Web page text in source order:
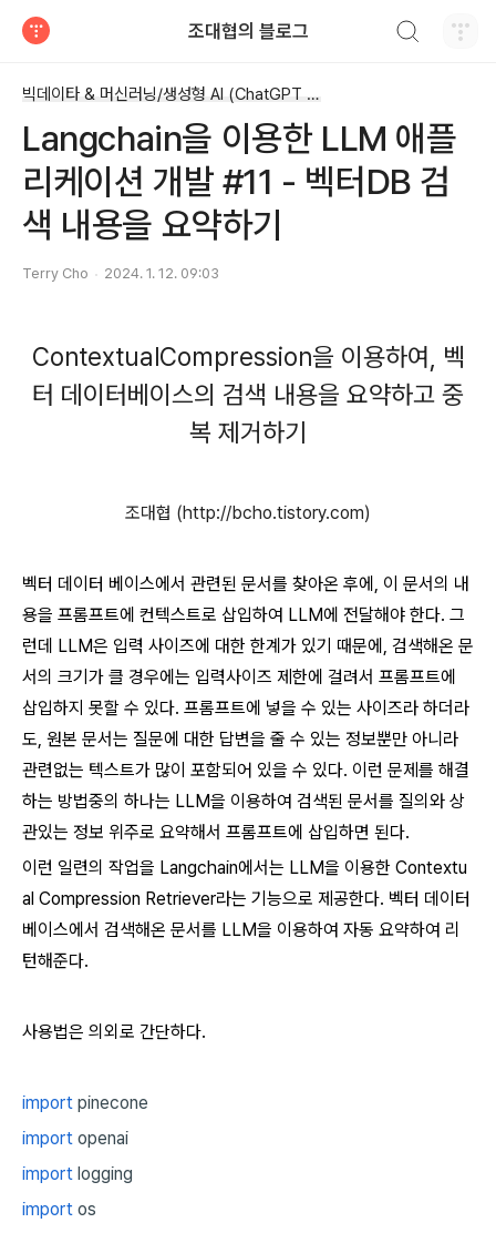
조대협의 블로그
빅데이타 & 머신러닝/생성형 AI (ChatGPT etc)
Langchain을 이용한 LLM 애플
리케이션 개발 #11 - 벡터DB 검
색 내용을 요약하기
Terry Cho 2024. 1. 12. 09:03
ContextualCompression을 이용하여, 벡
터 데이터베이스의 검색 내용을 요약하고 중
복 제거하기
조대협 (http://bcho.tistory.com)
벡터 데이터 베이스에서 관련된 문서를 찾아온 후에, 이 문서의 내
용을 프롬프트에 컨텍스트로 삽입하여 LLM에 전달해야 한다. 그
런데 LLM은 입력 사이즈에 대한 한계가 있기 때문에, 검색해온 문
서의 크기가 클 경우에는 입력사이즈 제한에 걸려서 프롬프트에
삽입하지 못할 수 있다. 프롬프트에 넣을 수 있는 사이즈라 하더라
도, 원본 문서는 질문에 대한 답변을 줄 수 있는 정보뿐만 아니라
관련없는 텍스트가 많이 포함되어 있을 수 있다. 이런 문제를 해결
하는 방법중의 하나는 LLM을 이용하여 검색된 문서를 질의와 상
관있는 정보 위주로 요약해서 프롬프트에 삽입하면 된다.
이런 일련의 작업을 Langchain에서는 LLM을 이용한 Contextu
al Compression Retriever라는 기능으로 제공한다. 벡터 데이터
베이스에서 검색해온 문서를 LLM을 이용하여 자동 요약하여 리
턴해준다.
사용법은 의외로 간단하다.
import pinecone
import openai
import logging
import os